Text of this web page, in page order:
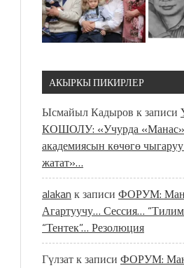
АКЫРКЫ ПИКИРЛЕР
Ысмайыл Кадыров к записи
КОШОЛУ: «Учурда «Манас»
академиясын көчөгө
жатат»…
alakan к записи ФОРУМ:
Агартуучу… Сессия…
“Тентек”… Резолюция
Гүлзатк записи ФОРУМ: